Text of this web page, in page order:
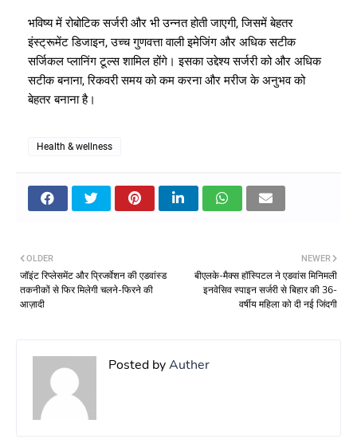
भविष्य में रोबोटिक सर्जरी और भी उन्नत होती जाएगी, जिसमें बेहतर
इंस्ट्रूमेंट डिजाइन, उच्च गुणवत्ता वाली इमेजिंग और अधिक सटीक
सर्जिकल प्लानिंग टूल्स शामिल होंगे। इसका उद्देश्य सर्जरी को और अधिक
सटीक बनाना, रिकवरी समय को कम करना और मरीज के अनुभव को
बेहतर बनाना है।
Health & wellness
NEWER
बीएलके-मैक्स हॉस्पिटल ने एडवांस मिनिमली
इनवेसिव स्पाइन सर्जरी से बिहार की 36-
वर्षीय महिला को दी नई जिंदगी
OLDER
जॉइंट रिप्लेसमेंट और प्रिजर्वेशन की एडवांस्ड
तकनीकों से फिर मिलेगी चलने-फिरने की
आज़ादी
Posted byAuther